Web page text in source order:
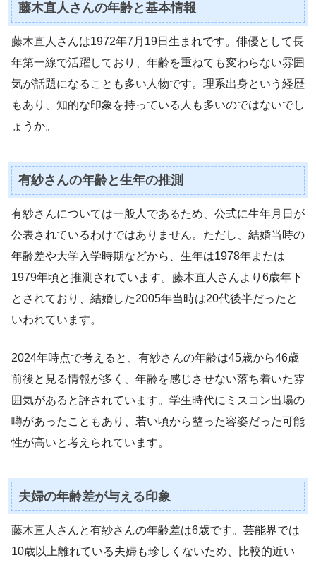
藤木直人さんの年齢と基本情報
藤木直人さんは1972年7月19日生まれです。俳優として長
年第一線で活躍しており、年齢を重ねても変わらない雰囲
気が話題になることも多い人物です。理系出身という経歴
もあり、知的な印象を持っている人も多いのではないでし
ょうか。
有紗さんの年齢と生年の推測
有紗さんについては一般人であるため、公式に生年月日が
公表されているわけではありません。ただし、結婚当時の
年齢差や大学入学時期などから、生年は1978年または
1979年頃と推測されています。藤木直人さんより6歳年下
とされており、結婚した2005年当時は20代後半だったと
いわれています。
2024年時点で考えると、有紗さんの年齢は45歳から46歳
前後と見る情報が多く、年齢を感じさせない落ち着いた雰
囲気があると評されています。学生時代にミスコン出場の
噂があったこともあり、若い頃から整った容姿だった可能
性が高いと考えられています。
夫婦の年齢差が与える印象
藤木直人さんと有紗さんの年齢差は6歳です。芸能界では
10歳以上離れている夫婦も珍しくないため、比較的近い